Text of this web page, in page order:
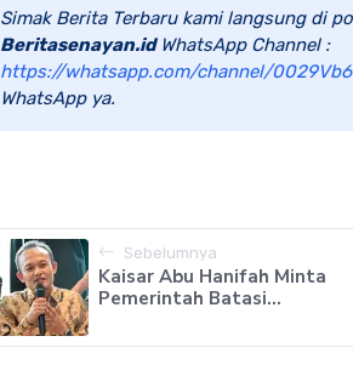
Simak Berita Terbaru kami langsung di
Beritasenayan.idWhatsApp Channel :
https://whatsapp.com/channel/
WhatsApp ya.
Sebelumnya
Kaisar Abu Hanifah Minta
Pemerintah Batasi...